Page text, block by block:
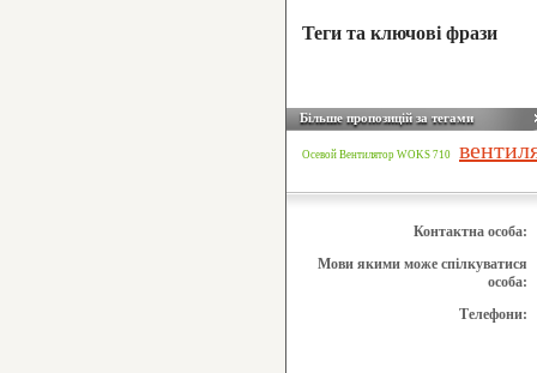
Теги та ключові фрази
Більше пропозицій за тегами
Осевой Вентилятор WOKS 710
Контактна особа:
Мови якими може спілкуватися
особа:
Телефони: